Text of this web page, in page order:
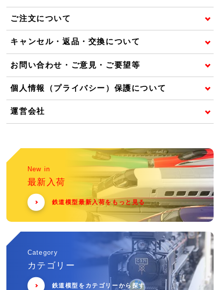
ご注文について
キャンセル・返品・交換について
お問い合わせ・ご意見・ご要望等
個人情報（プライバシー）保護について
運営会社
New in
最新入荷
鉄道模型最新入荷をもっと見る
Category
カテゴリー
鉄道模型をカテゴリーから探す